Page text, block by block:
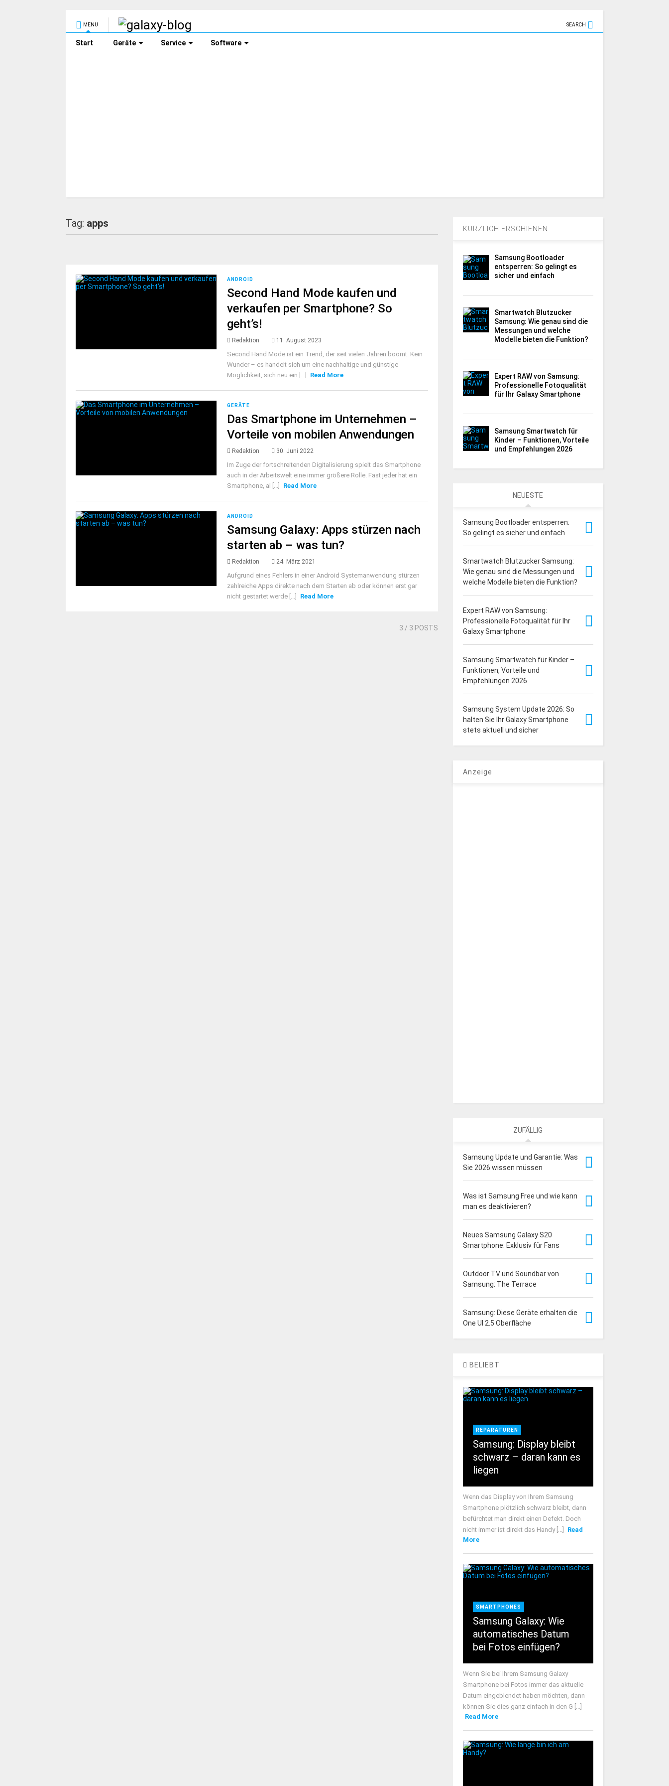
MENU SEARCH
Start Geräte Service Software
Tag: apps
ANDROID
Second Hand Mode kaufen und
verkaufen per Smartphone? So
geht’s!
Redaktion 11. August 2023
Second Hand Mode ist ein Trend, der seit vielen Jahren boomt. Kein
Wunder – es handelt sich um eine nachhaltige und günstige
Möglichkeit, sich neu ein [...]
Read More
GERÄTE
Das Smartphone im Unternehmen –
Vorteile von mobilen Anwendungen
Redaktion 30. Juni 2022
Im Zuge der fortschreitenden Digitalisierung spielt das Smartphone
auch in der Arbeitswelt eine immer größere Rolle. Fast jeder hat ein
Smartphone, al [...]
Read More
ANDROID
Samsung Galaxy: Apps stürzen nach
starten ab – was tun?
Redaktion 24. März 2021
Aufgrund eines Fehlers in einer Android Systemanwendung stürzen
zahlreiche Apps direkte nach dem Starten ab oder können erst gar
nicht gestartet werde [...]
Read More
3 / 3 POSTS
KÜRZLICH ERSCHIENEN
Samsung Bootloader
entsperren: So gelingt es
sicher und einfach
Smartwatch Blutzucker
Samsung: Wie genau sind die
Messungen und welche
Modelle bieten die Funktion?
Expert RAW von Samsung:
Professionelle Fotoqualität
für Ihr Galaxy Smartphone
Samsung Smartwatch für
Kinder – Funktionen, Vorteile
und Empfehlungen 2026
NEUESTE
Samsung Bootloader entsperren:
So gelingt es sicher und einfach
Smartwatch Blutzucker Samsung:
Wie genau sind die Messungen und
welche Modelle bieten die Funktion?
Expert RAW von Samsung:
Professionelle Fotoqualität für Ihr
Galaxy Smartphone
Samsung Smartwatch für Kinder –
Funktionen, Vorteile und
Empfehlungen 2026
Samsung System Update 2026: So
halten Sie Ihr Galaxy Smartphone
stets aktuell und sicher
Anzeige
ZUFÄLLIG
Samsung Update und Garantie: Was
Sie 2026 wissen müssen
Was ist Samsung Free und wie kann
man es deaktivieren?
Neues Samsung Galaxy S20
Smartphone: Exklusiv für Fans
Outdoor TV und Soundbar von
Samsung: The Terrace
Samsung: Diese Geräte erhalten die
One UI 2.5 Oberfläche
BELIEBT
REPARATUREN
Samsung: Display bleibt
schwarz – daran kann es
liegen
Wenn das Display von Ihrem Samsung
Smartphone plötzlich schwarz bleibt, dann
befürchtet man direkt einen Defekt. Doch
nicht immer ist direkt das Handy [...]
Read
More
SMARTPHONES
Samsung Galaxy: Wie
automatisches Datum
bei Fotos einfügen?
Wenn Sie bei Ihrem Samsung Galaxy
Smartphone bei Fotos immer das aktuelle
Datum eingeblendet haben möchten, dann
können Sie dies ganz einfach in den G [...]
Read More